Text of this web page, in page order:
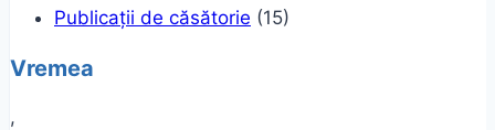
Publicații de căsătorie (15)
Vremea
,